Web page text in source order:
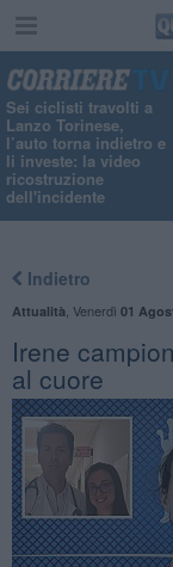
Sei ciclisti travolti a
Lanzo Torinese,
l’auto torna indietro e
li investe: la video
ricostruzione
dell'incidente
Indietro
Attualità Venerdì 01
Irene
al cuore